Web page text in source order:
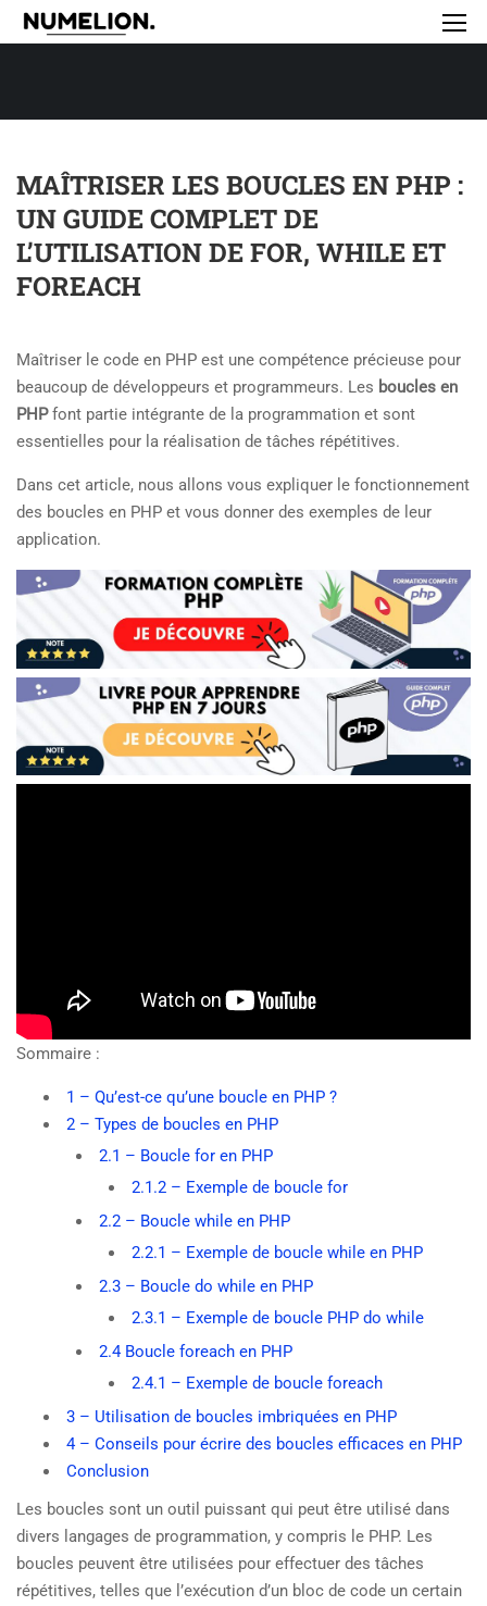
MAÎTRISER LES BOUCLES EN PHP :
UN GUIDE COMPLET DE
L’UTILISATION DE FOR, WHILE ET
FOREACH
Maîtriser le code en PHP est une compétence précieuse pour
beaucoup de développeurs et programmeurs. Les boucles en
PHPfont partie intégrante de la programmation et sont
essentielles pour la réalisation de tâches répétitives.
Dans cet article, nous allons vous expliquer le fonctionnement
des boucles en PHP et vous donner des exemples de leur
application.
Sommaire :
1 – Qu’est-ce qu’une boucle en PHP ?
2 – Types de boucles en PHP
2.1 – Boucle for en PHP
2.1.2 – Exemple de boucle for
2.2 – Boucle while en PHP
2.2.1 – Exemple de boucle while en PHP
2.3 – Boucle do while en PHP
2.3.1 – Exemple de boucle PHP do while
2.4 Boucle foreach en PHP
2.4.1 – Exemple de boucle foreach
3 – Utilisation de boucles imbriquées en PHP
4 – Conseils pour écrire des boucles efficaces en PHP
Conclusion
Les boucles sont un outil puissant qui peut être utilisé dans
divers langages de programmation, y compris le PHP. Les
boucles peuvent être utilisées pour effectuer des tâches
répétitives, telles que l’exécution d’un bloc de code un certain